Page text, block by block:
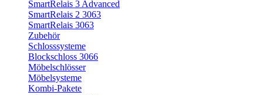
SmartRelais 3 Advanced
SmartRelais 2 3063
SmartRelais 3063
Zubehör
Schlosssysteme
Blockschloss 3066
Möbelschlösser
Möbelsysteme
Kombi-Pakete